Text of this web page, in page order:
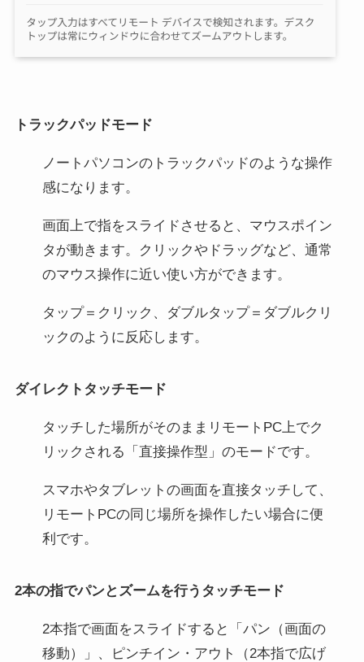
トラックパッドモード
ノートパソコンのトラックパッドのような操作
感になります。
画面上で指をスライドさせると、マウスポイン
タが動きます。クリックやドラッグなど、通常
のマウス操作に近い使い方ができます。
タップ＝クリック、ダブルタップ＝ダブルクリ
ックのように反応します。
ダイレクトタッチモード
タッチした場所がそのままリモートPC上でク
リックされる「直接操作型」のモードです。
スマホやタブレットの画面を直接タッチして、
リモートPCの同じ場所を操作したい場合に便
利です。
2本の指でパンとズームを行うタッチモード
2本指で画面をスライドすると「パン（画面の
移動）」、ピンチイン・アウト（2本指で広げ